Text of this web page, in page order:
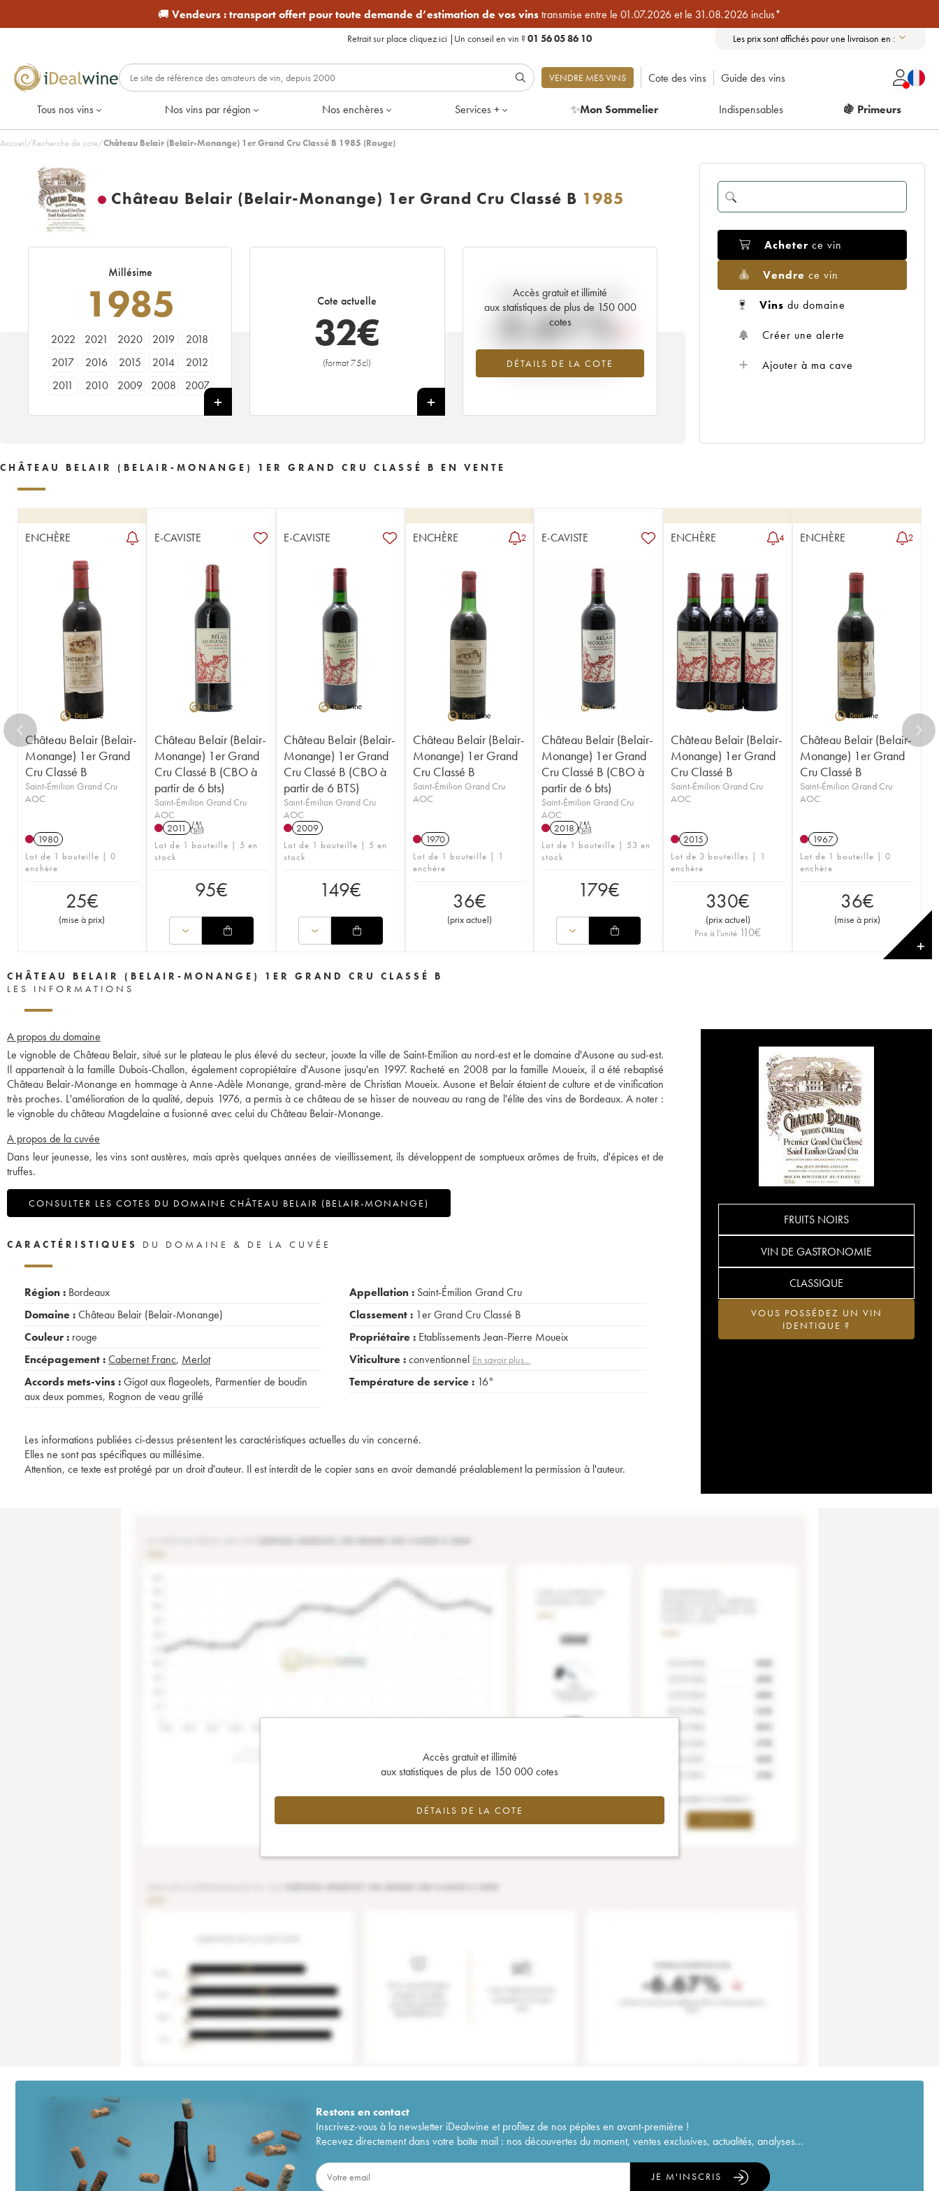
🚚 Vendeurs :transport offert pour toute demande d’estimation de vos vinstransmise entre le 01.07.2026 et le 31.08.2026 inclus*
Retrait sur place cliquez ici | Un conseil en vin ?01 56 05 86 10 Les prix sont affichés pour une livraison en :
VENDRE MES VINS Cote des vins Guide des vins
Tous nos vins Nos vins par région Nos enchères Services + ✨Mon Sommelier Indispensables 🍇 Primeurs
Accueil/Recherche de cote/Château Belair (Belair-Monange) 1er Grand Cru Classé B 1985 (Rouge)
Château Belair (Belair-Monange) 1er Grand Cru Classé B 1985
Millésime
1985
2022 2021 2020 2019
2018
2017
2016 2015 2014
2012
2011
2010 2009 2008
2007
1989
1980
1979 1978
1973
1969
1967
1962
1961
1959
1955
1954
1953
1950
1949
1947
1942
1929
Cote actuelle
32€
(format 75cl)
+
Accès gratuit et illimité
aux statistiques de plus de 150 000
cotes
DÉTAILS DE LA COTE
Tendance actuelle de la cote
-5.61%
Tendance à la baisse du millésime 1985
en 2026 par rapport à 2025
Acheter ce vin
Vendre ce vin
Vins du domaine
Créer une alerte
Ajouter à ma cave
CHÂTEAU BELAIR (BELAIR-MONANGE) 1ER GRAND CRU CLASSÉ B EN VENTE
ENCHÈRE
Château Belair (Belair-
Monange) 1er Grand
Cru Classé B
Saint-Émilion Grand Cru
AOC
1980
Lot de 1 bouteille | 0
enchère
25€
(mise à prix)
E-CAVISTE
Château Belair (Belair-
Monange) 1er Grand
Cru Classé B (CBO à
partir de 6 bts)
Saint-Émilion Grand Cru
AOC
2011 T
Lot de 1 bouteille | 5 en
stock
95€
E-CAVISTE
Château Belair (Belair-
Monange) 1er Grand
Cru Classé B (CBO à
partir de 6 BTS)
Saint-Émilion Grand Cru
AOC
2009
Lot de 1 bouteille | 5 en
stock
149€
ENCHÈRE 2
Château Belair (Belair-
Monange) 1er Grand
Cru Classé B
Saint-Émilion Grand Cru
AOC
1970
Lot de 1 bouteille | 1
enchère
36€
(prix actuel)
E-CAVISTE
Château Belair (Belair-
Monange) 1er Grand
Cru Classé B (CBO à
partir de 6 bts)
Saint-Émilion Grand Cru
AOC
2018 T
Lot de 1 bouteille | 53 en
stock
179€
ENCHÈRE 4
Château Belair (Belair-
Monange) 1er Grand
Cru Classé B
Saint-Émilion Grand Cru
AOC
2015
Lot de 3 bouteilles | 1
enchère
330€
(prix actuel)
Prix à l'unité 110€
ENCHÈRE 2
Château Belair (Belair-
Monange) 1er Grand
Cru Classé B
Saint-Émilion Grand Cru
AOC
1967
Lot de 1 bouteille | 0
enchère
36€
(mise à prix)
✕
CHÂTEAU BELAIR (BELAIR-MONANGE) 1ER GRAND CRU CLASSÉ B
LES INFORMATIONS
A propos du domaine
Le vignoble de Château Belair, situé sur le plateau le plus élevé du secteur, jouxte la ville de Saint-Emilion au nord-est et le domaine d'Ausone au sud-est.
Il appartenait à la famille Dubois-Challon, également copropiétaire d'Ausone jusqu'en 1997. Racheté en 2008 par la famille Moueix, il a été rebaptisé
Château Belair-Monange en hommage à Anne-Adèle Monange, grand-mère de Christian Moueix. Ausone et Belair étaient de culture et de vinification
très proches. L'amélioration de la qualité, depuis 1976, a permis à ce château de se hisser de nouveau au rang de l'élite des vins de Bordeaux. A noter :
le vignoble du château Magdelaine a fusionné avec celui du Château Belair-Monange.
A propos de la cuvée
Dans leur jeunesse, les vins sont austères, mais après quelques années de vieillissement, ils développent de somptueux arômes de fruits, d'épices et de
truffes.
CONSULTER LES COTES DU DOMAINE CHÂTEAU BELAIR (BELAIR-MONANGE)
FRUITS NOIRS
VIN DE GASTRONOMIE
CLASSIQUE
VOUS POSSÉDEZ UN VIN
IDENTIQUE ?
CARACTÉRISTIQUES DU DOMAINE & DE LA CUVÉE
Région : Bordeaux
Domaine :Château Belair (Belair-Monange)
Couleur : rouge
Encépagement :Cabernet Franc, Merlot
Accords mets-vins :Gigot aux flageolets, Parmentier de boudin
aux deux pommes, Rognon de veau grillé
Appellation : Saint-Émilion Grand Cru
Classement : 1er Grand Cru Classé B
Propriétaire : Etablissements Jean-Pierre Moueix
Viticulture :conventionnel En savoir plus...
Température de service : 16°
Les informations publiées ci-dessus présentent les caractéristiques actuelles du vin concerné.
Elles ne sont pas spécifiques au millésime.
Attention, ce texte est protégé par un droit d'auteur. Il est interdit de le copier sans en avoir demandé préalablement la permission à l'auteur.
Accès gratuit et illimité
aux statistiques de plus de 150 000 cotes
DÉTAILS DE LA COTE
Restons encontact
Inscrivez-vous à la newsletter iDealwine et profitez de nos pépites en avant-première !
Recevez directement dans votre boîte mail : nos découvertes du moment, ventes exclusives, actualités, analyses...
JE M'INSCRIS